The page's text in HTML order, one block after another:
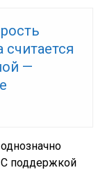
считается
—
С поддержкой